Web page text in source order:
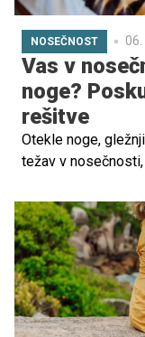
NOSEČNOST
Vas v
noge?
rešitve
Otekle noge,
težav v
normalen pojav,
hormonskimi
maternice na žile v